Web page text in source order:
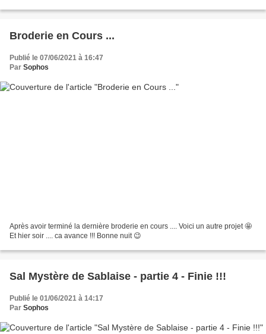
Broderie en Cours ...
Publié le 07/06/2021 à 16:47
Par Sophos
Après avoir terminé la dernière broderie en cours .... Voici un autre projet 🤩
Et hier soir .... ca avance !!! Bonne nuit 😉
Sal Mystère de Sablaise - partie 4 - Finie !!!
Publié le 01/06/2021 à 14:17
Par Sophos